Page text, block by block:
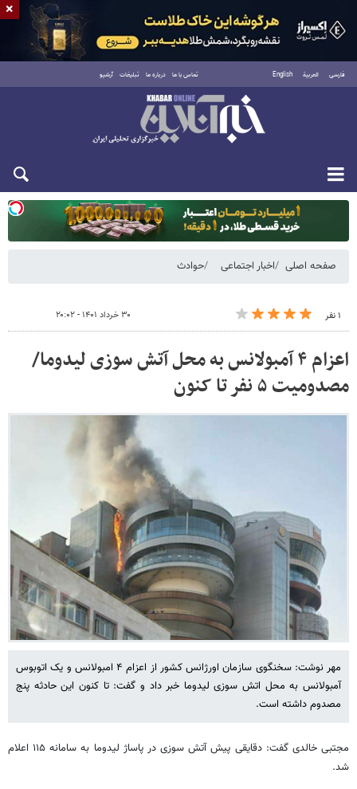
فارسی العربية English تماس با ما درباره ما تبلیغات آرشیو
یکشنبه ۱۸ مرداد ۱۴۰۵
صفحه اصلی اخبار اجتماعی حوادث
۱ نفر ۳۰ خرداد ۱۴۰۱ - ۲۰:۰۲
اعزام ۴ آمبولانس به محل آتش سوزی لیدوما/
مصدومیت ۵ نفر تا کنون
مهر نوشت: سخنگوی سازمان اورژانس کشور از اعزام ۴ امبولانس و یک اتوبوس
آمبولانس به محل اتش سوزی لیدوما خبر داد و گفت: تا کنون این حادثه پنج
مصدوم داشته است.
مجتبی خالدی گفت: دقایقی پیش آتش سوزی در پاساژ لیدوما به سامانه ۱۱۵ اعلام
شد.
×